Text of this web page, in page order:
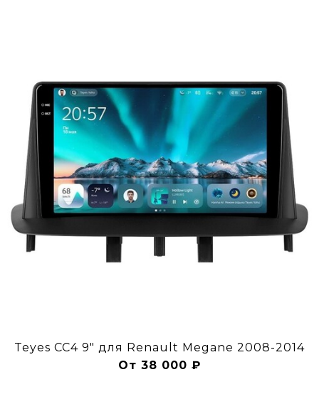
Teyes CC4 9" для Renault Megane 2008-2014
От 38 000 ₽